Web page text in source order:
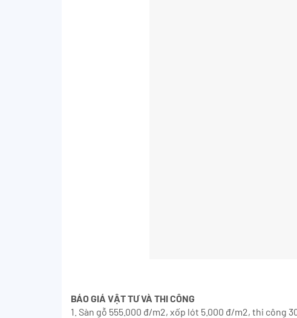
BÁO GIÁ VẬT TƯ VÀ THI CÔNG
1. Sàn gỗ 555.000 đ/m2, xốp lót 5.000 đ/m2, thi công